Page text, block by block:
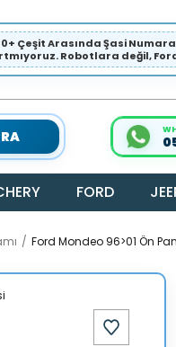
Çeşit Arasında Şasi
Robotlara değil,
FORD
Ford Mondeo 96>01 Ön